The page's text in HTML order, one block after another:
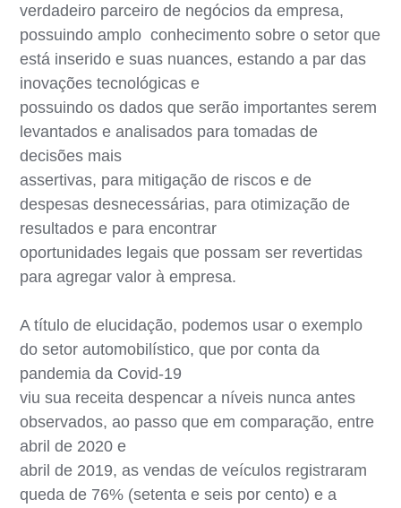
verdadeiro parceiro de negócios da empresa,
possuindo amplo conhecimento sobre o setor que
está inserido e suas nuances, estando a par das
inovações tecnológicas e
possuindo os dados que serão importantes serem
levantados e analisados para tomadas de
decisões mais
assertivas, para mitigação de riscos e de
despesas desnecessárias, para otimização de
resultados e para encontrar
oportunidades legais que possam ser revertidas
para agregar valor à empresa.
A título de elucidação, podemos usar o exemplo
do setor automobilístico, que por conta da
pandemia da Covid-19
viu sua receita despencar a níveis nunca antes
observados, ao passo que em comparação, entre
abril de 2020 e
abril de 2019, as vendas de veículos registraram
queda de 76% (setenta e seis por cento) e a